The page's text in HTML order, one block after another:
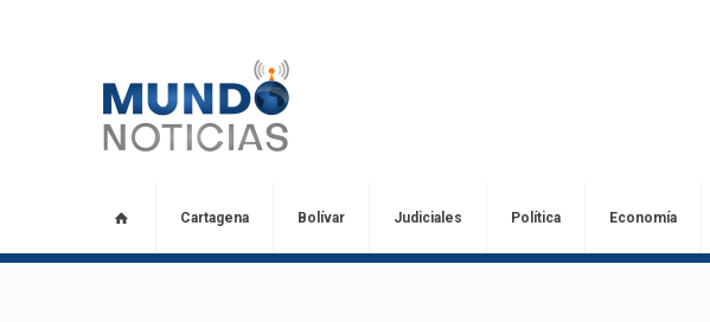
Cartagena Bolívar Judiciales Política Economía